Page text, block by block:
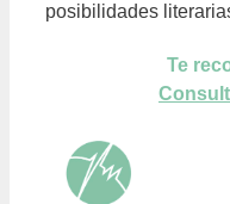
posibilidades
Te